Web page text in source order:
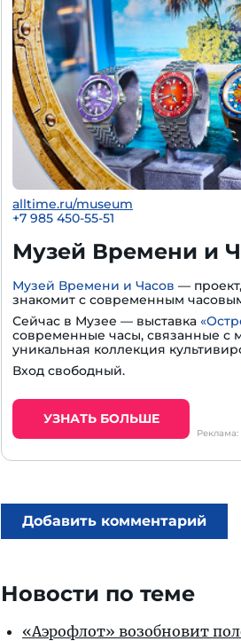
alltime.ru/museum
+7 985 450-55-51
Музей Времени и
Музей Времени и Часов —
знакомит с современным
Сейчас в Музее — выставка
современные часы, связанные с
уникальная коллекция
Вход свободный.
УЗНАТЬ БОЛЬШЕ
Добавить комментарий
Новости по теме
«Аэрофлот» возобновит